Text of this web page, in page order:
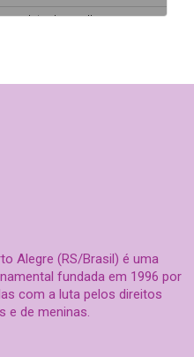
Alegre (RS/Brasil) é uma
fundada em 1996 por
com a luta pelos direitos
e de meninas.